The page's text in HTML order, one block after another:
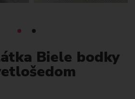
Biele bodky